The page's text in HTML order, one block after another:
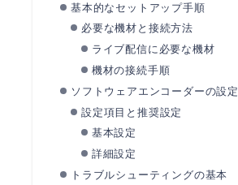
基本的なセットアップ手順
必要な機材と接続方法
ライブ配信に必要な機材
機材の接続手順
ソフトウェアエンコーダーの設定
設定項目と推奨設定
基本設定
詳細設定
トラブルシューティングの基本